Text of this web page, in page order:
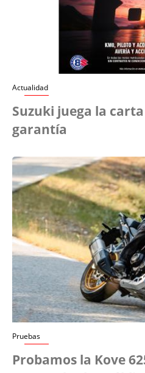
Actualidad
Suzuki juega la
garantía
Pruebas
Probamos la Kove